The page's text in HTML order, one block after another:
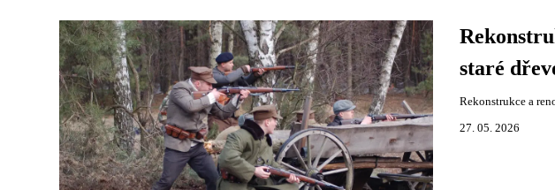
staré
Rekonstrukce a
27. 05. 2026